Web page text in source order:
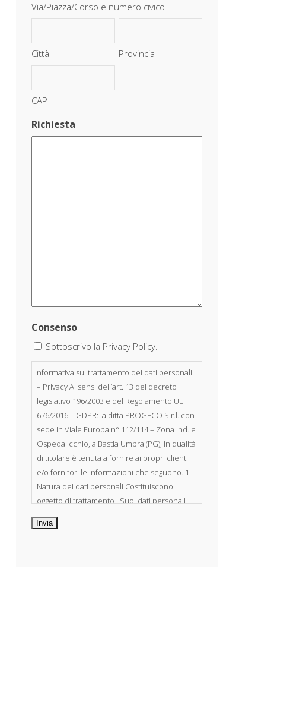
Via/Piazza/Corso e numero civico
Città Provincia
CAP
Richiesta
Consenso
Sottoscrivo la Privacy Policy.
nformativa sul trattamento dei dati personali
– Privacy Ai sensi dell’art. 13 del decreto
legislativo 196/2003 e del Regolamento UE
676/2016 – GDPR: la ditta PROGECO S.r.l. con
sede in Viale Europa n° 112/114 – Zona Ind.le
Ospedalicchio, a Bastia Umbra (PG), in qualità
di titolare è tenuta a fornire ai propri clienti
e/o fornitori le informazioni che seguono. 1.
Natura dei dati personali Costituiscono
oggetto di trattamento i Suoi dati personali,
riferibili direttamente od indirettamente al
suo rapporto con la ditta scrivente, per il